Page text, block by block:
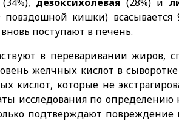
кишки)
поступают в печень.
в переваривании жиров,
желчных кислот в
кислот, которые не
исследования по
подтверждают